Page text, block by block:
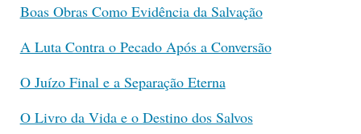
Boas Obras Como Evidência da Salvação
A Luta Contra o Pecado Após a Conversão
O Juízo Final e a Separação Eterna
O Livro da Vida e o Destino dos Salvos